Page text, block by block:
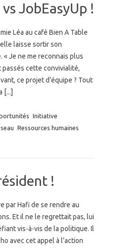
JobEasyUp !
Léa au café Bien A Table
laisse sortir son
Je ne me reconnais plus
cette convivialité,
ce projet d’équipe ? Tout
[...]
Initiative
Ressources humaines
!
par Hafi de se rendre au
Et il ne le regrettait pas, lui
vis-à-vis de la politique. Il
avec cet appel à l’action